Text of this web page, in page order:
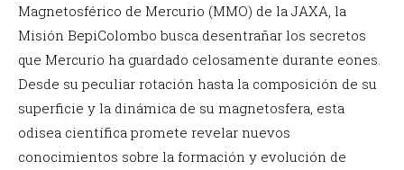
Magnetosférico de Mercurio (MMO) de la JAXA, la
Misión BepiColombo busca desentrañar los secretos
que Mercurio ha guardado celosamente durante eones.
Desde su peculiar rotación hasta la composición de su
superficie y la dinámica de su magnetosfera, esta
odisea científica promete revelar nuevos
conocimientos sobre la formación y evolución de